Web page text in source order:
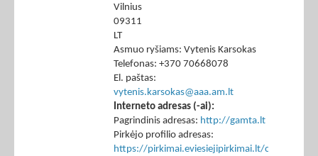
Vilnius
09311
LT
Asmuo ryšiams: Vytenis Karsokas
Telefonas: +370 70668078
El. paštas:
vytenis.karsokas@aaa.am.lt
Interneto adresas (-ai):
Pagrindinis adresas: http://gamta.lt
Pirkėjo profilio adresas:
https://pirkimai.eviesiejipirkimai.lt/ctm/